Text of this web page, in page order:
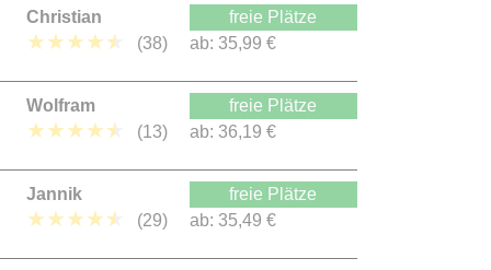
Christian
★★★★★ (38)
freie Plätze
ab: 35,99 €
Wolfram
★★★★★ (13)
freie Plätze
ab: 36,19 €
Jannik
★★★★★ (29)
freie Plätze
ab: 35,49 €